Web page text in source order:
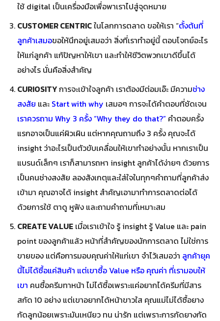
ใช้ digital เป็นเครื่องมือเพื่อพาเราไปสู่จุดหมาย
CUSTOMER CENTRICในโลกการตลาด ขอให้เรา “ตั้งต้นที่
ลูกค้าเสมอขอให้นึกอยู่เสมอว่า สิ่งที่เราทำอยู่นี้ ตอบโจทย์อะไร
ให้แก่ลูกค้า แก้ปัญหาให้เขา และทำให้ชีวิตพวกเขาดีขึ้นได้
อย่างไร นั่นคือสิ่งสำคัญ
CURIOSITYการจะเข้าใจลูกค้า เราต้องมีต่อมเอ๊ะ มีความช่าง
สงสัย และ Start with why เสมอๆ การจะได้คำตอบที่ชัดเจน
เราควรถาม Why 3 ครั้ง “Why they do that?” คำตอบครั้ง
แรกอาจเป็นแค่ผิวเผิน แต่หากคุณถามถึง 3 ครั้ง คุณจะได้
insight ว่าอะไรเป็นตัวขับเคลื่อนให้เขาทำอย่างนั้น หากเราเป็น
แบรนด์เล็กๆ เราก็สามารถหา insight ลูกค้าได้ง่ายๆ ด้วยการ
เป็นคนช่างสงสัย ลองสังเกตุและใส่ใจในทุกๆคำถามที่ลูกค้าส่ง
เข้ามา คุณอาจได้ insight สำคัญเอามาทำการตลาดต่อได้
ด้วยการใช้ ตาดู หูฟัง และถามคำถามที่เหมาะสม
CREATE VALUE เมื่อเราเข้าใจ รู้ insight รู้ Value และ pain
point ของลูกค้าแล้ว หน้าที่สำคัญของนักการตลาด ไม่ใช่การ
ขายของ แต่คือการมอบคุณค่าให้แก่เขา จำไว้เสมอว่า ลูกค้ายุค
นี้ไม่ได้ซื้อแค่สินค้า แต่เขาซื้อ Value หรือ คุณค่า ที่เรามอบให้
เขา คนซื้อครีมทาหน้า ไม่ได้ซื้อเพราะแค่อยากได้ครีมที่มีสาร
สกัด 10 อย่าง แต่เขาอยากได้หน้าขาวใส คุณแม่ไม่ได้ซื้อยาง
กัดลูกน้อยเพราะมันเหนียว ทน น่ารัก แต่เพราะการกัดยางกัด